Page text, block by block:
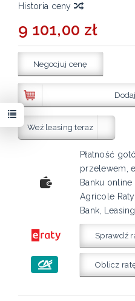
Historia ceny
9 101,00 zł
Negocjuj cenę
Weź leasing teraz
Płatność
przelewem,
Banku online
Agricole
Bank, Leasing
Sprawdź
Oblicz